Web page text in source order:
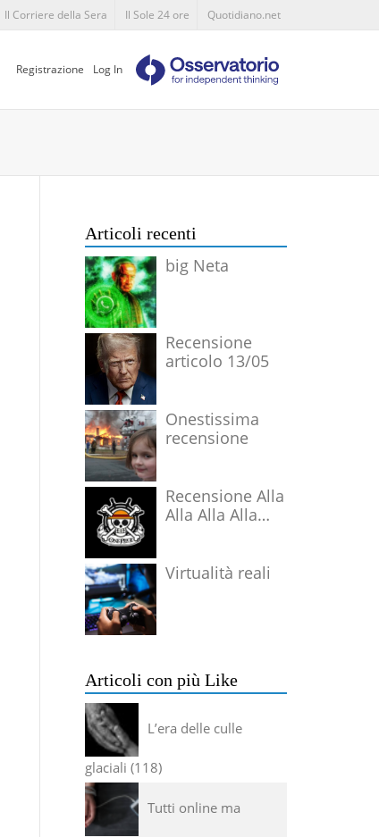
Il Corriere della Sera Il Sole 24 ore Quotidiano.net
CercaRegistrazione Log In
Articoli recenti
big Neta
Recensione
articolo 13/05
Onestissima
recensione
Recensione Alla
Alla Alla Alla
Virtualità reali
Articoli con più Like
L’era delle culle
glaciali 118
Tutti online ma